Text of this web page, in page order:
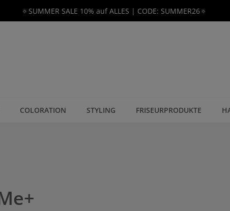
🔅SUMMER SALE 10% auf ALLES | CODE: SUMMER26🔅
COLORATION STYLING FRISEURPRODUKTE